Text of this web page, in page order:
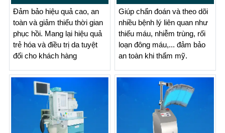
Đảm bảo hiệu quả cao, an
toàn và giảm thiểu thời gian
phục hồi. Mang lại hiệu quả
trẻ hóa và điều trị da tuyệt
đối cho khách hàng
Giúp chẩn đoán và theo dõi
nhiều bệnh lý liên quan như
thiếu máu, nhiễm trùng, rối
loạn đông máu,... đảm bảo
an toàn khi thẩm mỹ.